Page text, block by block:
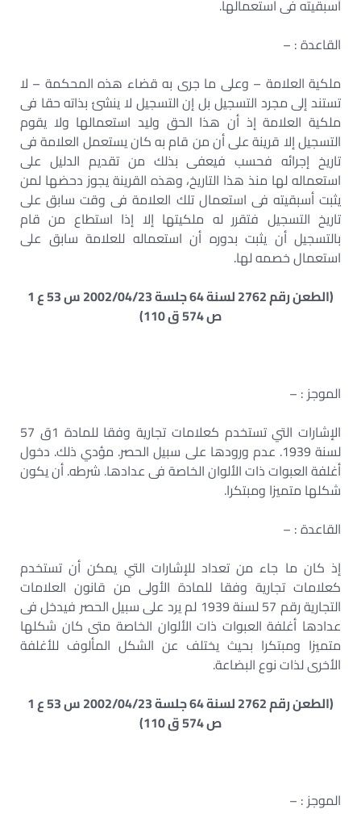
أسبقيته فى استعمالها.
القاعدة : –
ملكية العلامة – وعلى ما جرى به قضاء هذه المحكمة – لا
تستند إلى مجرد التسجيل بل إن التسجيل لا ينشئ بذاته حقا فى
ملكية العلامة إذ أن هذا الحق وليد استعمالها ولا يقوم
التسجيل إلا قرينة على أن من قام به كان يستعمل العلامة فى
تاريخ إجرائه فحسب فيعفى بذلك من تقديم الدليل على
استعماله لها منذ هذا التاريخ، وهذه القرينة يجوز دحضها لمن
يثبت أسبقيته فى استعمال تلك العلامة فى وقت سابق على
تاريخ التسجيل فتقرر له ملكيتها إلا إذا استطاع من قام
بالتسجيل أن يثبت بدوره أن استعماله للعلامة سابق على
استعمال خصمه لها.
(الطعن رقم 2762 لسنة 64 جلسة 2002/04/23 س 53 ع 1
ص 574 ق 110)
الموجز : –
الإشارات التي تستخدم كعلامات تجارية وفقا للمادة 1ق 57
لسنة 1939. عدم ورودها على سبيل الحصر. مؤدي ذلك. دخول
أغلفة العبوات ذات الألوان الخاصة فى عدادها. شرطه. أن يكون
شكلها متميزا ومبتكرا.
القاعدة : –
إذ كان ما جاء من تعداد للإشارات التي يمكن أن تستخدم
كعلامات تجارية وفقا للمادة الأولى من قانون العلامات
التجارية رقم 57 لسنة 1939 لم يرد على سبيل الحصر فيدخل فى
عدادها أغلفة العبوات ذات الألوان الخاصة متى كان شكلها
متميزا ومبتكرا بحيث يختلف عن الشكل المألوف للأغلفة
الأخرى لذات نوع البضاعة.
(الطعن رقم 2762 لسنة 64 جلسة 2002/04/23 س 53 ع 1
ص 574 ق 110)
الموجز : –